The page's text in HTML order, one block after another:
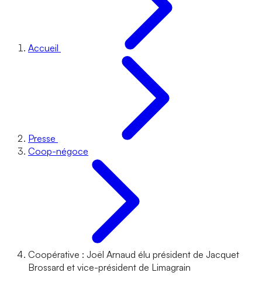
Accueil
Presse
Coop-négoce
Coopérative : Joël Arnaud élu président de Jacquet
Brossard et vice-président de Limagrain